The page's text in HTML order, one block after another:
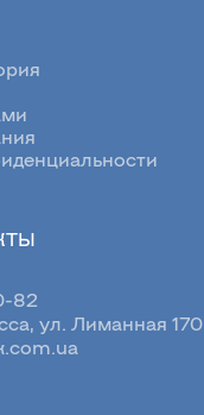
82
ул. Лиманная 170